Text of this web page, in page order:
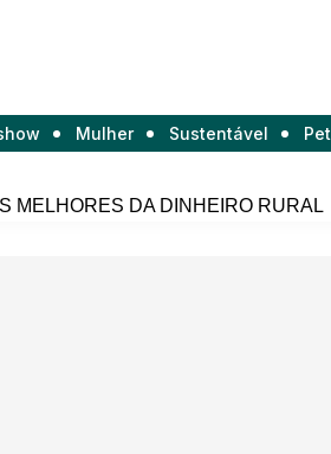
Mulher Sustentável Pet
MELHORES DA DINHEIRO RURAL